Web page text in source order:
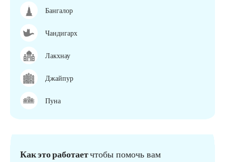
Бангалор
Чандигарх
Лакхнау
Джайпур
Пуна
Как это работаетчтобы помочь вам